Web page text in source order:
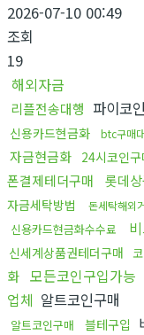
2026-07-10 00:49
조회
19
해외자금
리플전송대행 파이코인
신용카드현금화 btc구매
자금현금화 24시코인구
폰결제테더구매
롯데
자금세탁방법
돈세탁해외
신용카드현금화수수료
신세계상품권테더구매
화 모든코인구입가능
업체 알트코인구매
알트코인구매 블테구입